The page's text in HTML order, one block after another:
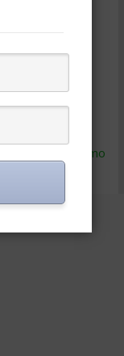
en este
Aprende cómo